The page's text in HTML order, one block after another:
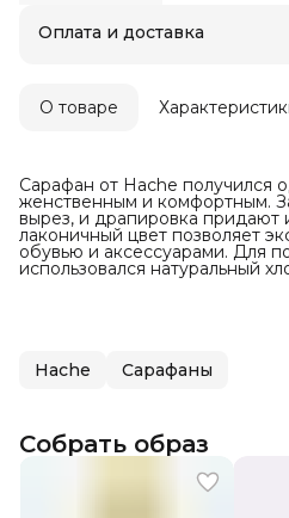
Оплата и доставка
Оплата после примерки
О товаре
Сарафан от Hache получился
женственным и комфортным.
вырез, и драпировка придают
лаконичный цвет позволяет
обувью и аксессуарами. Для
использовался натуральный
Hache Сарафаны
Собрать образ